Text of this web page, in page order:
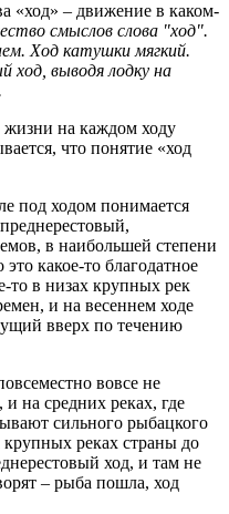
«ход» – движение в каком-
смыслов слова "ход".
Ход катушки мягкий.
ход, выводя лодку на
жизни на каждом ходу
что понятие «ход
под ходом понимается
в наибольшей степени
какое-то благодатное
то в низах крупных рек
и на весеннем ходе
вверх по течению
вовсе не
на средних реках, где
сильного рыбацкого
реках страны до
ход, и там не
– рыба пошла, ход